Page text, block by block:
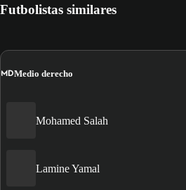
Futbolistas similares
MDMedio derecho
Mohamed Salah
Lamine Yamal